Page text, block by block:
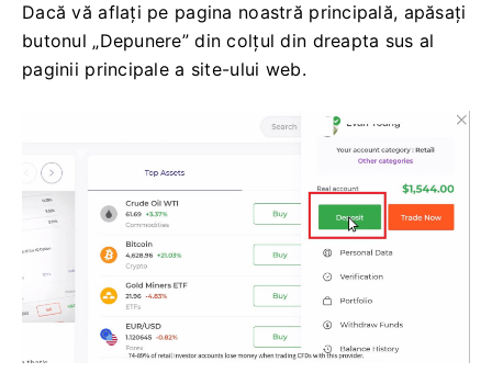
Dacă vă aflați pe pagina noastră principală, apăsați
butonul „Depunere” din colțul din dreapta sus al
paginii principale a site-ului web.